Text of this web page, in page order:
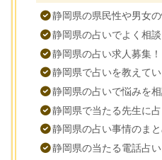
静岡県の県民性や男女
静岡県の占いでよく相
静岡県の占い求人募集！
静岡県で占いを教えて
静岡県の占いで悩みを
静岡県で当たる先生に
静岡県の占い事情のま
静岡県の当たる電話占